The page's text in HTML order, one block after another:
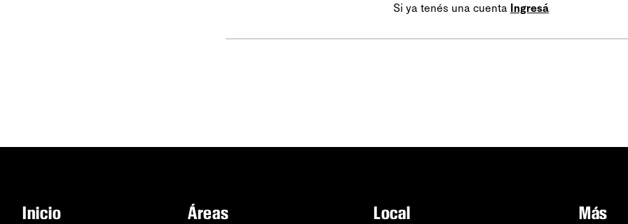
Si ya tenés una cuenta Ingresá
Inicio Áreas Local Más